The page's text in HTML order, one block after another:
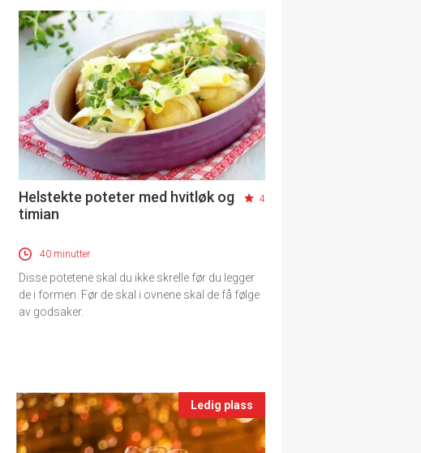
Helstekte poteter med hvitløk og
timian
4
40 minutter
Disse potetene skal du ikke skrelle før du legger
de i formen. Før de skal i ovnene skal de få følge
av godsaker.
Ledig plass